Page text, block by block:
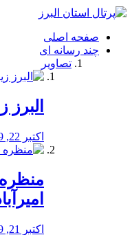
فصد
شرق
تهران
خشکشویی
صفحه اصلی
چند رسانه ای
تصاویر
البرز
اکتبر 22, 2019
اکتبر 21, 2019